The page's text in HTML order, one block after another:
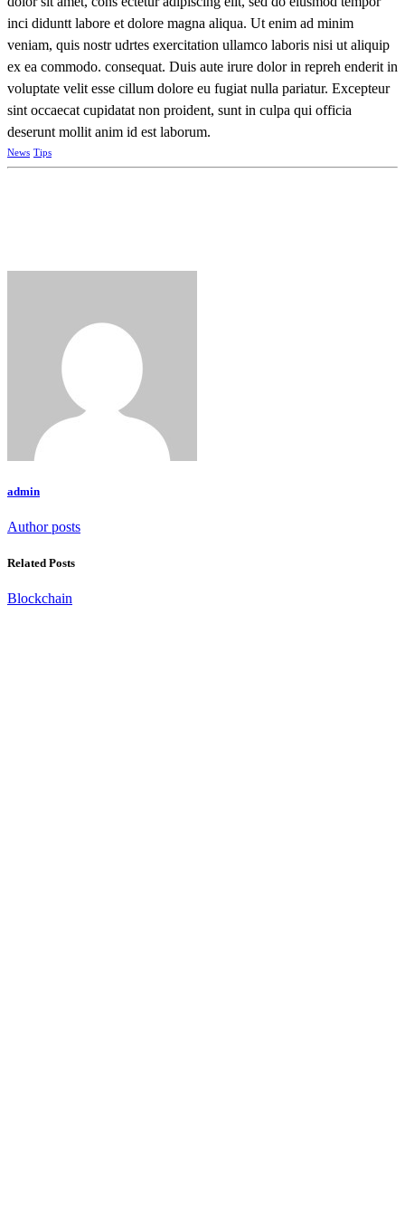
inci diduntt labore et dolore magna aliqua. Ut enim ad minim
veniam, quis nostr udrtes exercitation ullamco laboris nisi ut aliquip
ex ea commodo. consequat. Duis aute irure dolor in repreh enderit in
voluptate velit esse cillum dolore eu fugiat nulla pariatur. Excepteur
sint occaecat cupidatat non proident, sunt in culpa qui officia
deserunt mollit anim id est laborum.
News Tips
admin
Author posts
Related Posts
Blockchain